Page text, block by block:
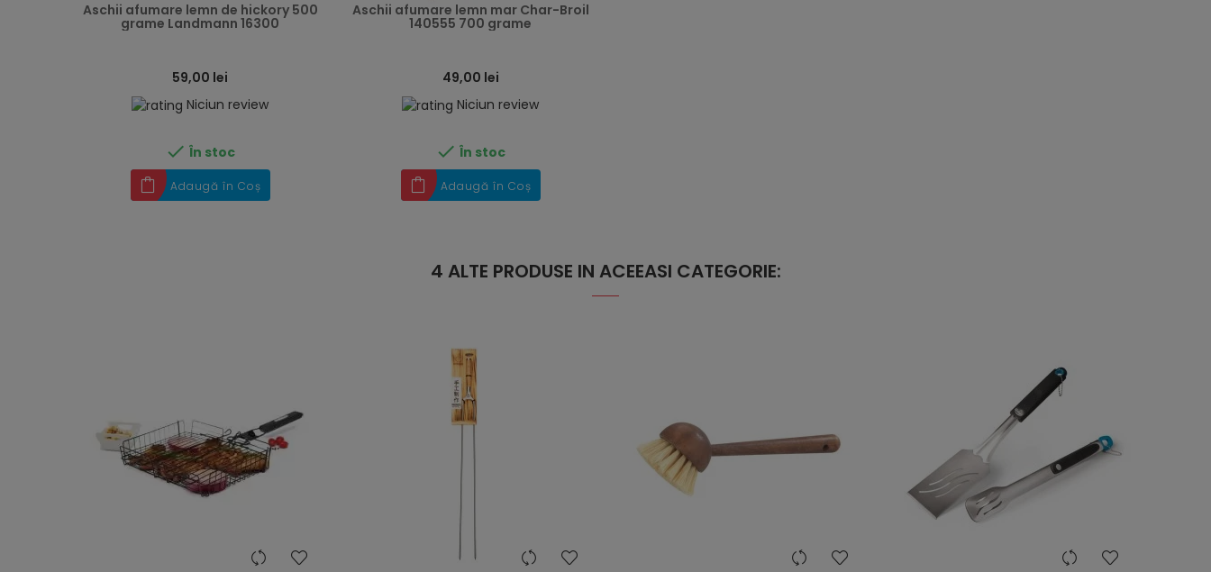
Aschii afumare lemn de hickory 500
grame Landmann 16300
59,00 lei
Niciun review
 În stoc
Adaugă în Coș
Aschii afumare lemn mar Char-Broil
140555 700 grame
49,00 lei
Niciun review
 În stoc
Adaugă în Coș
4 ALTE PRODUSE IN ACEEASI CATEGORIE:
heart heart heart heart